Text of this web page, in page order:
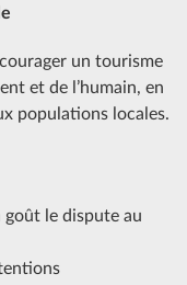
un tourisme
et de l’humain, en
populations locales.
goût le dispute au